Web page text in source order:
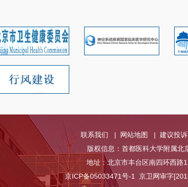
联系我们 | 网站地图 | 建议投诉
版权信息：首都医科大学附属
地址：北京市丰台区南四环西
京ICP备05033471号-1
京卫网审字